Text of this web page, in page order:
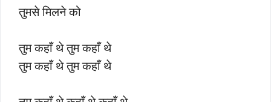
तुमसे मिलने को
तुम कहाँ थे तुम कहाँ थे
तुम कहाँ थे तुम कहाँ थे